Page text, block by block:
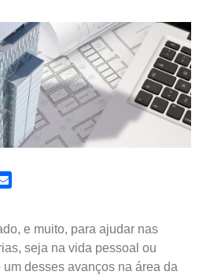
e muito, para ajudar nas
seja na vida pessoal ou
desses avanços na área da